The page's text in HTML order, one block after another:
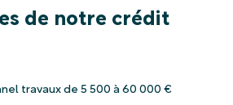
de notre crédit
travaux de 5 500 à 60 000 €